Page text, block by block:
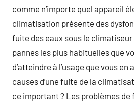
comme n’importe quel appareil
climatisation présente des
fuite des eaux sous le
pannes les plus habituelles que
d’atteindre à l’usage que vous
causes d’une fuite de la
ce important ? Les problèmes